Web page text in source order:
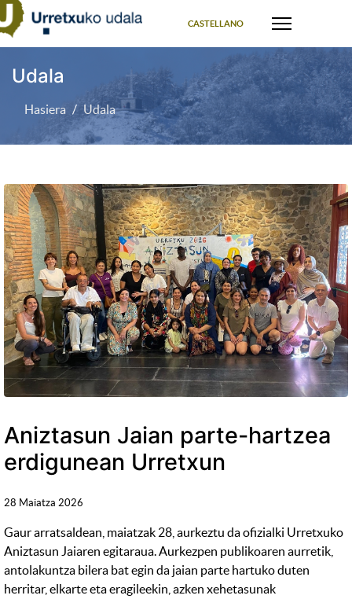
CASTELLANO
Udala
Hasiera Udala
Aniztasun Jaian parte-hartzea
erdigunean Urretxun
28 Maiatza 2026
Gaur arratsaldean, maiatzak 28, aurkeztu da ofizialki Urretxuko
Aniztasun Jaiaren egitaraua. Aurkezpen publikoaren aurretik,
antolakuntza bilera bat egin da jaian parte hartuko duten
herritar, elkarte eta eragileekin, azken xehetasunak